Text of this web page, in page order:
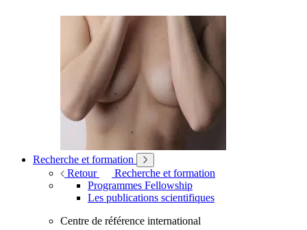
Recherche et formation
Retour
Recherche et formation
Programmes Fellowship
Les publications scientifiques
Centre de référence international